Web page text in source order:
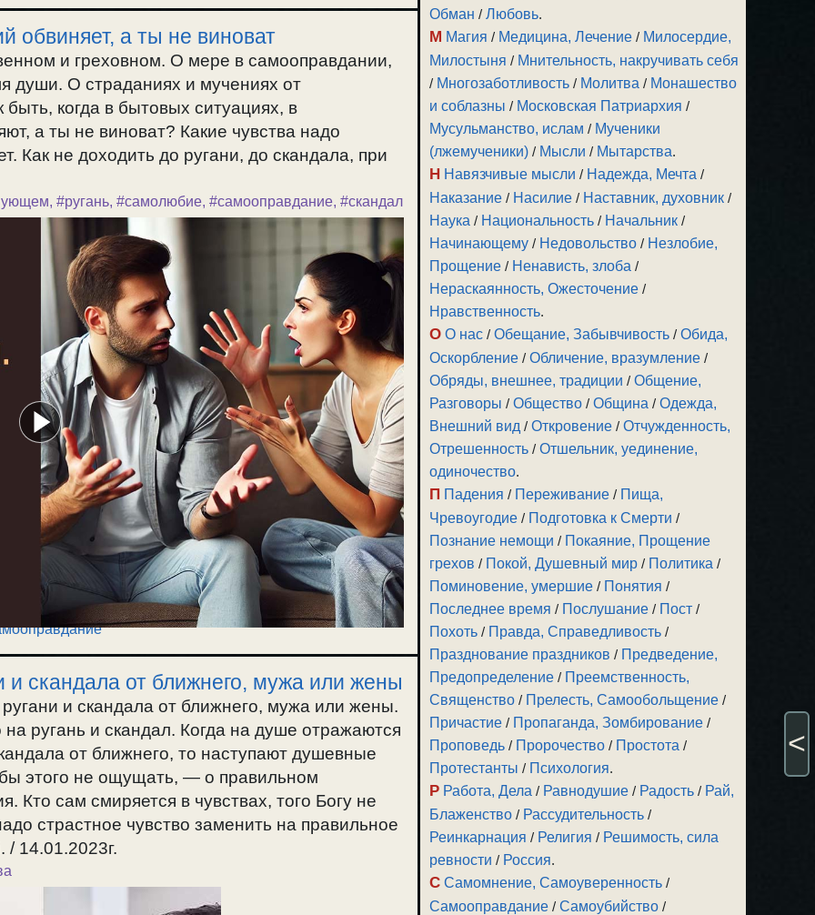
обвиняет, а ты не виноват
и греховном. О мере в самооправдании,
души. О страданиях и мучениях от
когда в бытовых ситуациях, в
а ты не виноват? Какие чувства надо
Как не доходить до ругани, до скандала, при
, #ругань, #самолюбие, #самооправдание, #скандал
и скандала от ближнего, мужа или жены
и скандала от ближнего, мужа или жены.
на ругань и скандал. Когда на душе отражаются
от ближнего, то наступают душевные
этого не ощущать, — о правильном
Кто сам смиряется в чувствах, того Богу не
страстное чувство заменить на правильное
14.01.2023г.
Обман /Любовь.
М Магия / Медицина, Лечение / Милосердие,
Милостыня / Мнительность, накручивать себя
/ Многозаботливость / Молитва / Монашество
и соблазны / Московская Патриархия /
Мусульманство, ислам / Мученики
(лжемученики) / Мысли / Мытарства.
Н Навязчивые мысли / Надежда, Мечта /
Наказание / Насилие / Наставник, духовник /
Наука / Национальность / Начальник /
Начинающему / Недовольство / Незлобие,
Прощение / Ненависть, злоба /
Нераскаянность, Ожесточение /
Нравственность.
О О нас /Обещание, Забывчивость /Обида,
Оскорбление /Обличение, вразумление /
Обряды, внешнее, традиции /Общение,
Разговоры /Общество /Община /Одежда,
Внешний вид /Откровение /Отчужденность,
Отрешенность /Отшельник, уединение,
одиночество.
П Падения / Переживание / Пища,
Чревоугодие / Подготовка к Смерти /
Познание немощи / Покаяние, Прощение
грехов / Покой, Душевный мир / Политика /
Поминовение, умершие / Понятия /
Последнее время / Послушание / Пост /
Похоть / Правда, Справедливость /
Празднование праздников / Предведение,
Предопределение / Преемственность,
Священство / Прелесть, Самообольщение /
Причастие / Пропаганда, Зомбирование /
Проповедь / Пророчество / Простота /
Протестанты / Психология.
Р Работа, Дела / Равнодушие / Радость / Рай,
Блаженство / Рассудительность /
Реинкарнация / Религия / Решимость, сила
ревности / Россия.
С Самомнение, Самоуверенность /
Самооправдание /Самоубийство /
<